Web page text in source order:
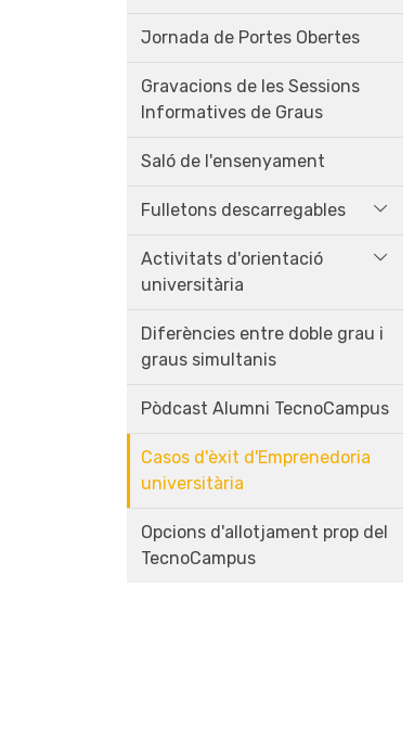
Jornada de Portes Obertes
Gravacions de les Sessions
Informatives de Graus
Saló de l'ensenyament
Fulletons descarregables
Activitats d'orientació
universitària
Diferències entre doble grau i
graus simultanis
Pòdcast Alumni TecnoCampus
Casos d'èxit d'Emprenedoria
universitària
Opcions d'allotjament prop del
TecnoCampus